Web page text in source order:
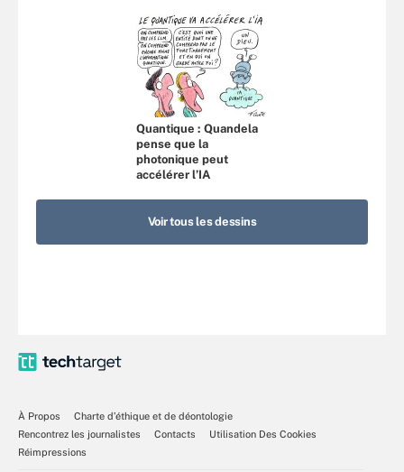
Quantique : Quandela
pense que la
photonique peut
accélérer l’IA
Voir tous les dessins
À Propos
Charte d’éthique et de déontologie
Rencontrez les journalistes
Contacts
Utilisation Des Cookies
Réimpressions